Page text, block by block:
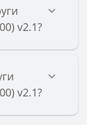
v2.1?
v2.1?